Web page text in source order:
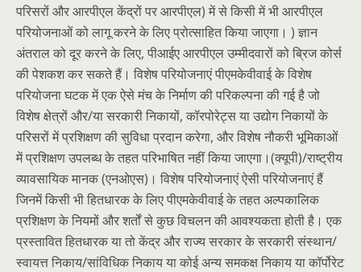
परिसरों और आरपीएल केंद्रों पर आरपीएल) में से किसी में भी आरपीएल
परियोजनाओं को लागू करने के लिए प्रोत्साहित किया जाएगा। ) ज्ञान
अंतराल को दूर करने के लिए, पीआईए आरपीएल उम्मीदवारों को ब्रिज कोर्स
की पेशकश कर सकते हैं। विशेष परियोजनाएं पीएमकेवीवाई के विशेष
परियोजना घटक में एक ऐसे मंच के निर्माण की परिकल्पना की गई है जो
विशेष क्षेत्रों और/या सरकारी निकायों, कॉरपोरेट्स या उद्योग निकायों के
परिसरों में प्रशिक्षण की सुविधा प्रदान करेगा, और विशेष नौकरी भूमिकाओं
में प्रशिक्षण उपलब्ध के तहत परिभाषित नहीं किया जाएगा।(क्यूपी)/राष्ट्रीय
व्यावसायिक मानक (एनओएस)। विशेष परियोजनाएं ऐसी परियोजनाएं हैं
जिनमें किसी भी हितधारक के लिए पीएमकेवीवाई के तहत अल्पकालिक
प्रशिक्षण के नियमों और शर्तों से कुछ विचलन की आवश्यकता होती है। एक
प्रस्तावित हितधारक या तो केंद्र और राज्य सरकार के सरकारी संस्थान/
स्वायत्त निकाय/सांविधिक निकाय या कोई अन्य समकक्ष निकाय या कॉर्पोरेट